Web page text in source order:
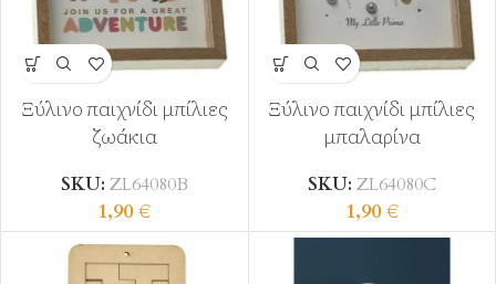
Ξύλινο παιχνίδι μπίλιες
ζωάκια
SKU: ZL64080Β
1,90€
Ξύλινο παιχνίδι μπίλιες
μπαλαρίνα
SKU: ZL64080C
1,90€